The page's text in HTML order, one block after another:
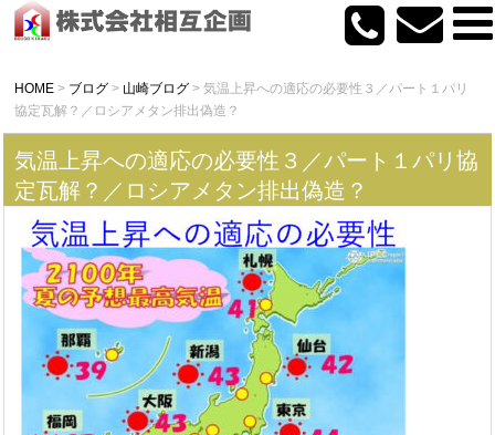
HOME > ブログ > 山崎ブログ > 気温上昇への適応の必要性３／パート１パリ
協定瓦解？／ロシアメタン排出偽造？
気温上昇への適応の必要性３／パート１パリ協
定瓦解？／ロシアメタン排出偽造？